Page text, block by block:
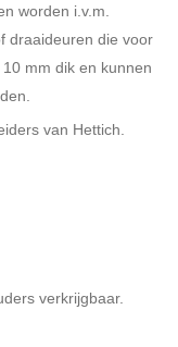
worden i.v.m.
draaideuren die voor
mm dik en kunnen
van Hettich.
verkrijgbaar.